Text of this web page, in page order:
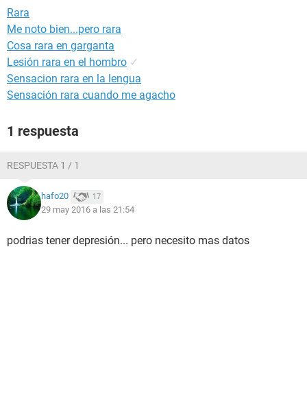
Rara
Me noto bien...pero rara
Cosa rara en garganta
Lesión rara en el hombro ✓
Sensacion rara en la lengua
Sensación rara cuando me agacho
1 respuesta
RESPUESTA 1 / 1
hafo20 17
29 may 2016 a las 21:54
podrias tener depresión... pero necesito mas datos